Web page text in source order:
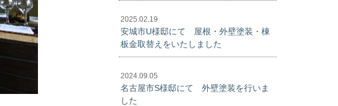
2025.02.19
安城市U様邸にて 屋根・外壁塗装・棟
板金取替えをいたしました
2024.09.05
名古屋市S様邸にて 外壁塗装を行いま
した